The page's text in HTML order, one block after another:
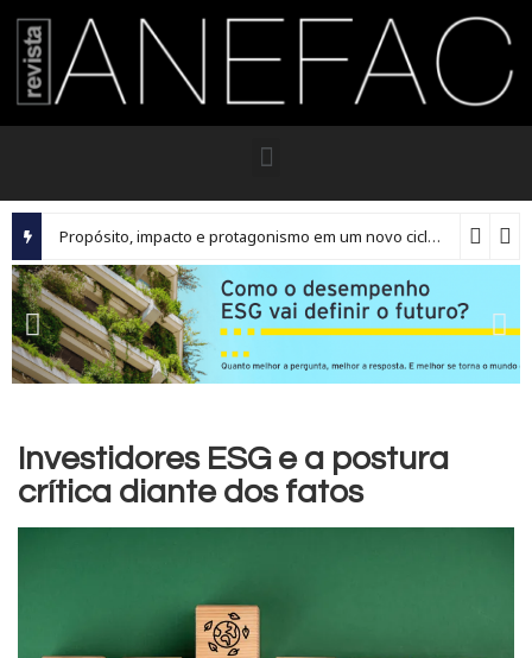
Propósito, impacto e protagonismo em um novo ciclo para os executivos brasileiros
Investidores ESG e a postura
crítica diante dos fatos